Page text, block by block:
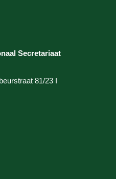
Secretariaat
81/23 I